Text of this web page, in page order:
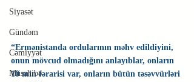
Siyasət
Gündəm
Cəmiyyət
Müsahibə
“Ermənistanda ordularının məhv edildiyini,
onun mövcud olmadığını anlayıblar, onların
10 min fərarisi var, onların bütün təsəvvürləri